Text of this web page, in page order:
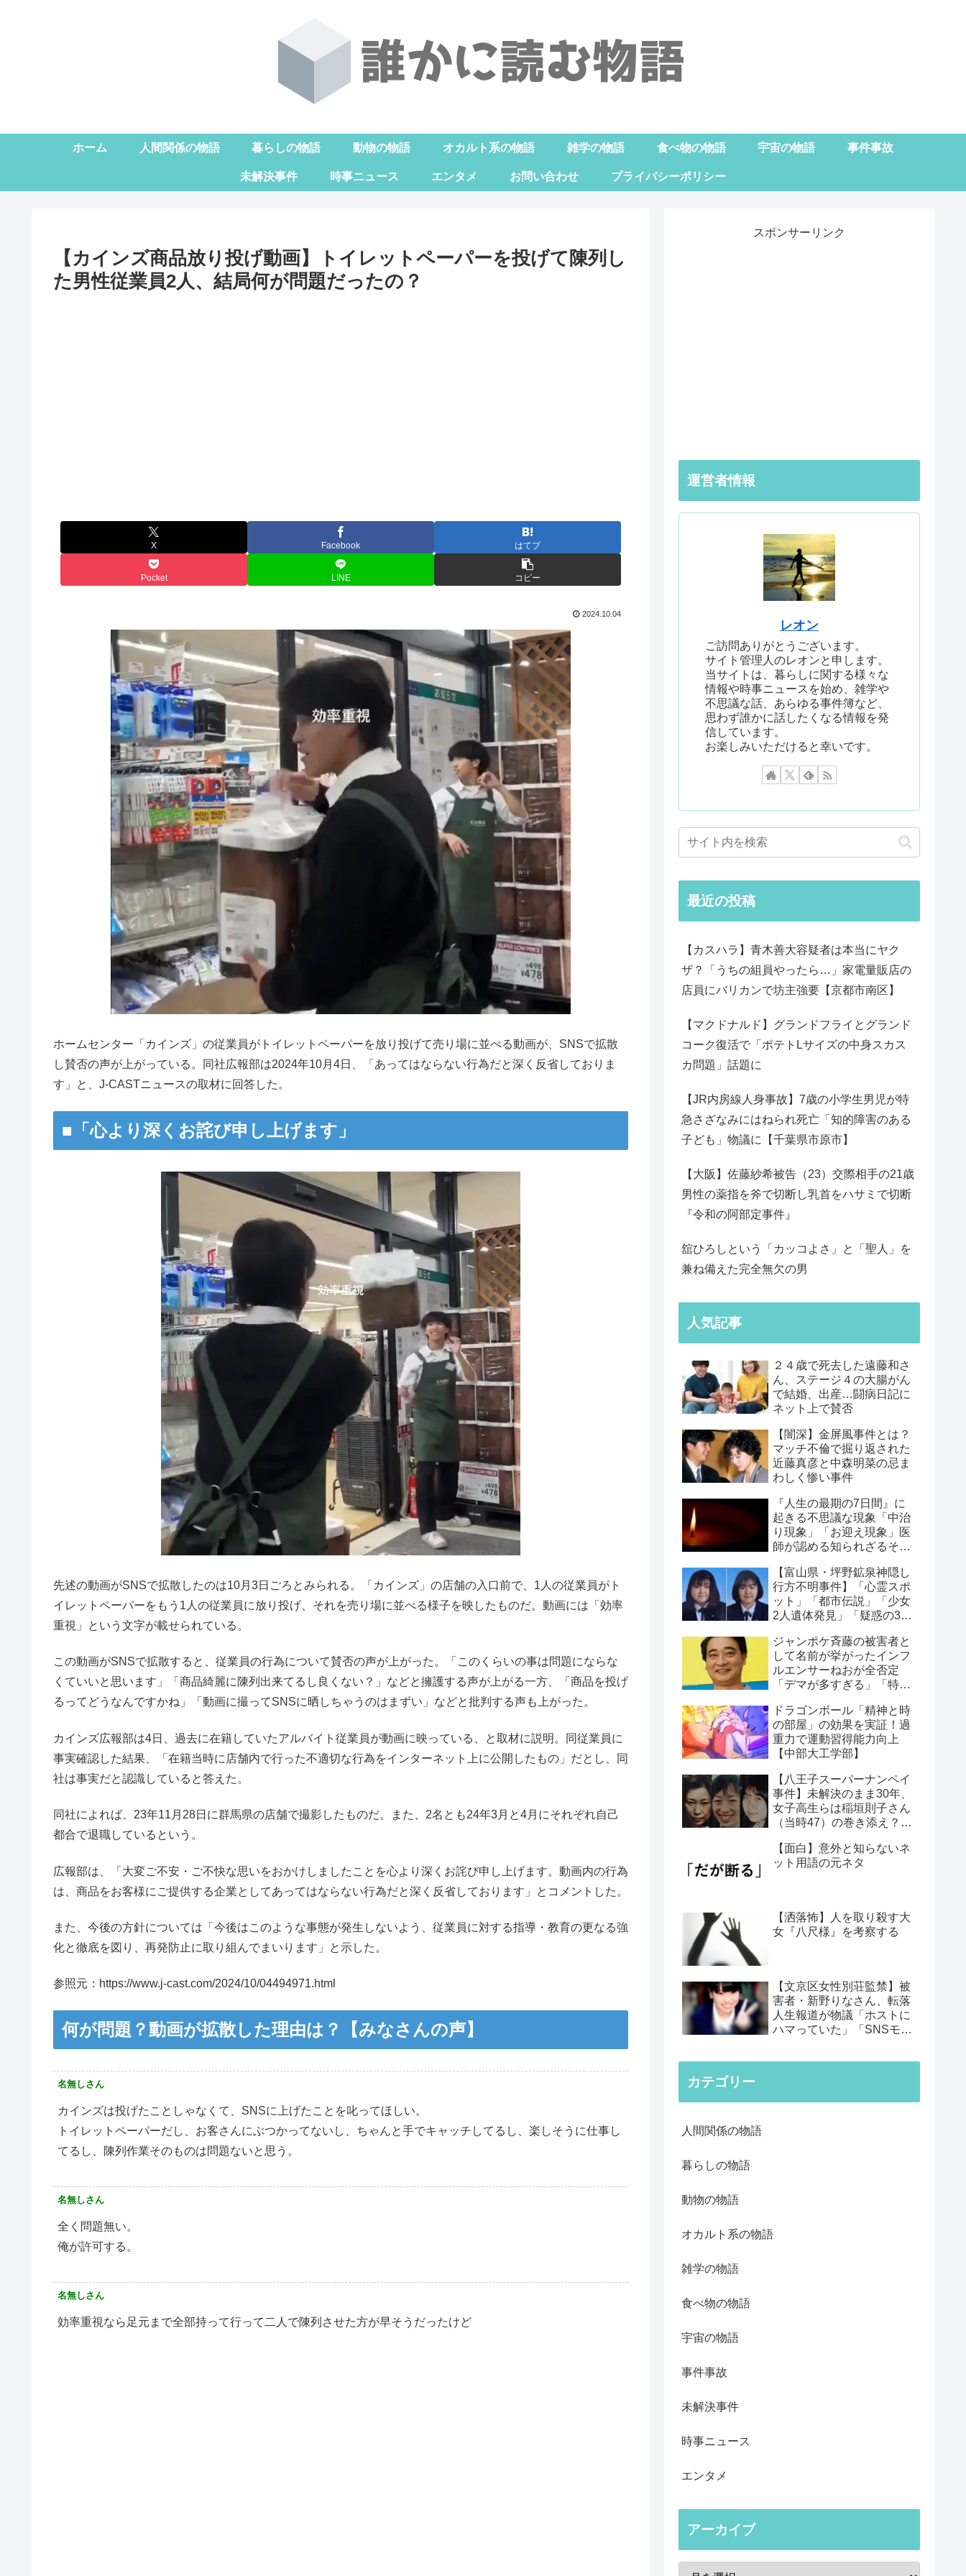
ホーム 人間関係の物語 暮らしの物語 動物の物語 オカルト系の物語 雑学の物語 食べ物の物語 宇宙の物語 事件事故
未解決事件 時事ニュース エンタメ お問い合わせ プライバシーポリシー
【カインズ商品放り投げ動画】トイレットペーパーを投げて陳列し
た男性従業員2人、結局何が問題だったの？
X Facebook はてブ
Pocket LINE コピー
2024.10.04
ホームセンター「カインズ」の従業員がトイレットペーパーを放り投げて売り場に並べる動画が、SNSで拡散
し賛否の声が上がっている。同社広報部は2024年10月4日、「あってはならない行為だと深く反省しておりま
す」と、J-CASTニュースの取材に回答した。
■「心より深くお詫び申し上げます」
先述の動画がSNSで拡散したのは10月3日ごろとみられる。「カインズ」の店舗の入口前で、1人の従業員がト
イレットペーパーをもう1人の従業員に放り投げ、それを売り場に並べる様子を映したものだ。動画には「効率
重視」という文字が載せられている。
この動画がSNSで拡散すると、従業員の行為について賛否の声が上がった。「このくらいの事は問題にならな
くていいと思います」「商品綺麗に陳列出来てるし良くない？」などと擁護する声が上がる一方、「商品を投げ
るってどうなんですかね」「動画に撮ってSNSに晒しちゃうのはまずい」などと批判する声も上がった。
カインズ広報部は4日、過去に在籍していたアルバイト従業員が動画に映っている、と取材に説明。同従業員に
事実確認した結果、「在籍当時に店舗内で行った不適切な行為をインターネット上に公開したもの」だとし、同
社は事実だと認識していると答えた。
同社によれば、23年11月28日に群馬県の店舗で撮影したものだ。また、2名とも24年3月と4月にそれぞれ自己
都合で退職しているという。
広報部は、「大変ご不安・ご不快な思いをおかけしましたことを心より深くお詫び申し上げます。動画内の行為
は、商品をお客様にご提供する企業としてあってはならない行為だと深く反省しております」とコメントした。
また、今後の方針については「今後はこのような事態が発生しないよう、従業員に対する指導・教育の更なる強
化と徹底を図り、再発防止に取り組んでまいります」と示した。
参照元：https://www.j-cast.com/2024/10/04494971.html
何が問題？動画が拡散した理由は？【みなさんの声】
名無しさん
カインズは投げたことしゃなくて、SNSに上げたことを叱ってほしい。
トイレットペーパーだし、お客さんにぶつかってないし、ちゃんと手でキャッチしてるし、楽しそうに仕事し
てるし、陳列作業そのものは問題ないと思う。
名無しさん
全く問題無い。
俺が許可する。
名無しさん
効率重視なら足元まで全部持って行って二人で陳列させた方が早そうだったけど
スポンサーリンク
運営者情報
レオン
ご訪問ありがとうございます。
サイト管理人のレオンと申します。
当サイトは、暮らしに関する様々な
情報や時事ニュースを始め、雑学や
不思議な話、あらゆる事件簿など、
思わず誰かに話したくなる情報を発
信しています。
お楽しみいただけると幸いです。
最近の投稿
【カスハラ】青木善大容疑者は本当にヤク
ザ？「うちの組員やったら…」家電量販店の
店員にバリカンで坊主強要【京都市南区】
【マクドナルド】グランドフライとグランド
コーク復活で「ポテトLサイズの中身スカス
カ問題」話題に
【JR内房線人身事故】7歳の小学生男児が特
急さざなみにはねられ死亡「知的障害のある
子ども」物議に【千葉県市原市】
【大阪】佐藤紗希被告（23）交際相手の21歳
男性の薬指を斧で切断し乳首をハサミで切断
『令和の阿部定事件』
舘ひろしという「カッコよさ」と「聖人」を
兼ね備えた完全無欠の男
人気記事
２４歳で死去した遠藤和さ
ん、ステージ４の大腸がん
で結婚、出産…闘病日記に
ネット上で賛否
【闇深】金屏風事件とは？
マッチ不倫で掘り返された
近藤真彦と中森明菜の忌ま
わしく惨い事件
『人生の最期の7日間』に
起きる不思議な現象「中治
り現象」「お迎え現象」医
師が認める知られざるその
【富山県・坪野鉱泉神隠し
行方不明事件】「心霊スポ
ット」「都市伝説」「少女
2人遺体発見」「疑惑の3人
ジャンポケ斉藤の被害者と
して名前が挙がったインフ
ルエンサーねおが全否定
「デマが多すぎる」「特定
ドラゴンボール「精神と時
の部屋」の効果を実証！過
重力で運動習得能力向上
【中部大工学部】
【八王子スーパーナンペイ
事件】未解決のまま30年、
女子高生らは稲垣則子さん
（当時47）の巻き添え？犯
【面白】意外と知らないネ
ット用語の元ネタ
【洒落怖】人を取り殺す大
女『八尺様』を考察する
【文京区女性別荘監禁】被
害者・新野りなさん、転落
人生報道が物議「ホストに
ハマっていた」「SNSモデ
カテゴリー
人間関係の物語
暮らしの物語
動物の物語
オカルト系の物語
雑学の物語
食べ物の物語
宇宙の物語
事件事故
未解決事件
時事ニュース
エンタメ
アーカイブ